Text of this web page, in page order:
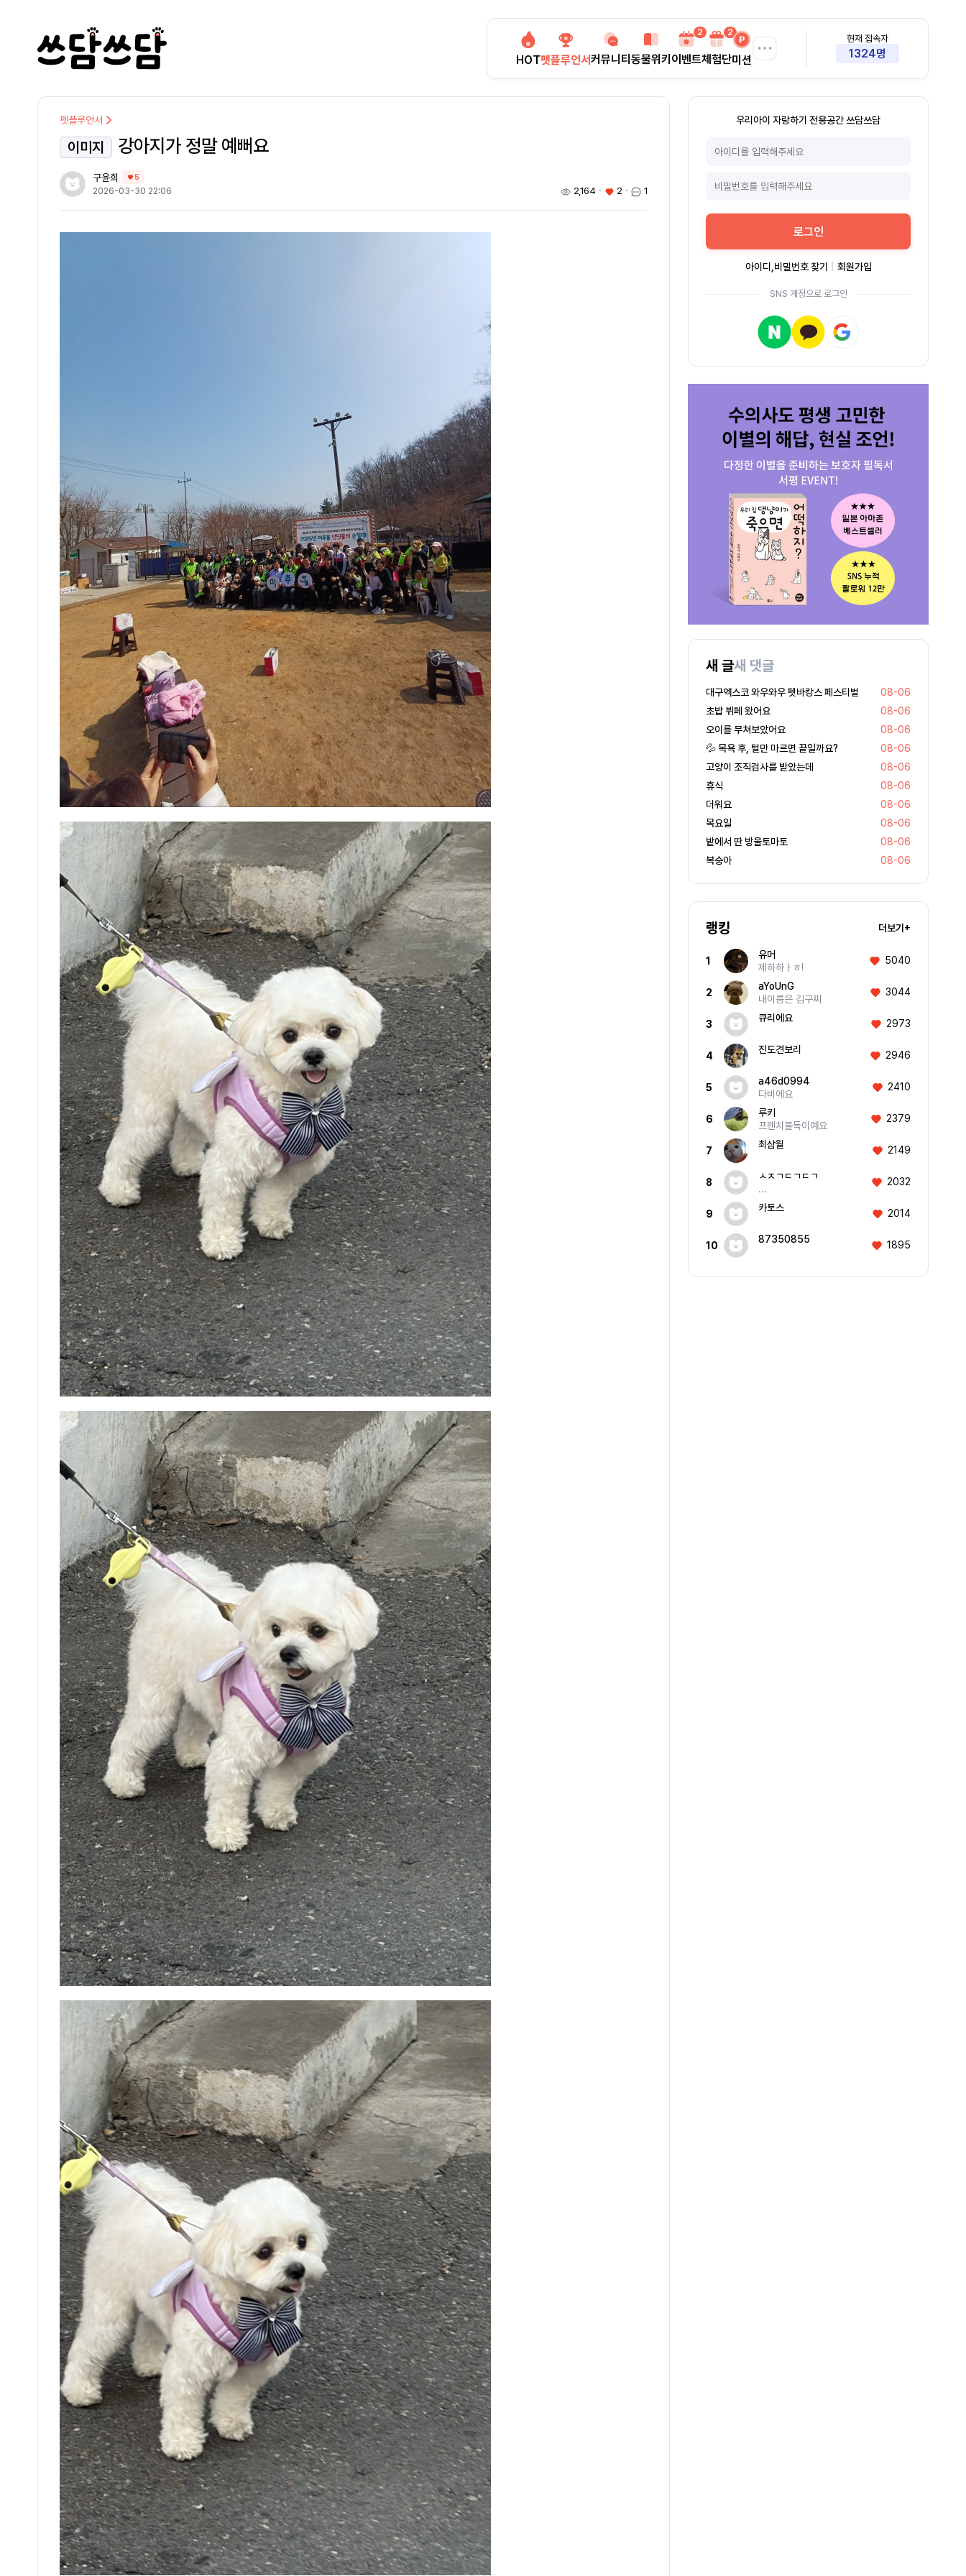
HOT펫플루언서커뮤니티 동물위키 이벤트
2
체험단
2
미션
현재 접속자
1324명
펫플루언서
이미지 강아지가 정말 예뻐요
구윤희 5
2026-03-30 22:06 2,164 ㆍ 2 ㆍ 1
우리아이 자랑하기 전용공간 쓰담쓰담
로그인
아이디,비밀번호 찾기 회원가입
SNS 계정으로 로그인
새 글새 댓글
대구엑스코 와우와우 펫바캉스 페스티벌
08-06
초밥 뷔페 왔어요
08-06
오이를 무쳐보았어요
08-06
💦 목욕 후, 털만 마르면 끝일까요?
08-06
고양이 조직검사를 받았는데
08-06
휴식
08-06
더워요
08-06
목요일
08-06
밭에서 딴 방울토마토
08-06
복숭아
08-06
랭킹 더보기+
1
유머
제하하ㅏㅎ!
5040
2
aYoUnG
내이름은 김구찌
3044
3
큐리에요 2973
4
진도견보리 2946
5
a46d0994
다비에요
2410
6
루키
프렌치불독이예요
2379
7
최삼월 2149
8
ㅅㅈㄱㄷㄱㄷㄱ
...
2032
9
카토스 2014
10
87350855 1895